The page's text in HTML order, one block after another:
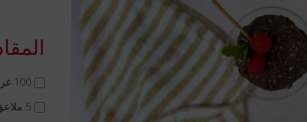
100 غرام أرز سيكالا المستدير
5 ملاعق كبيرة كاكاو